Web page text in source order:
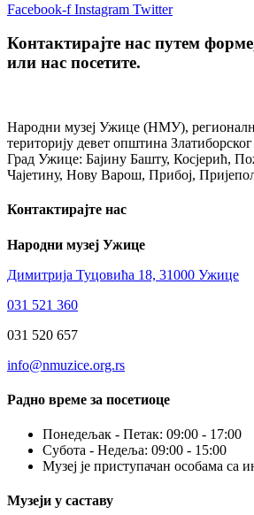
Facebook-f Instagram Twitter
Контактирајте нас путем
или нас посетите.
Народни музеј Ужице (НМУ),
територију девет општина
Град Ужице: Бајину Башту, Косјерић,
Чајетину, Нову Варош, Прибој,
Контактирајте нас
Народни музеј Ужице
Димитрија Туцовића 18, 31000 Ужице
031 521 360
031 520 657
info@nmuzice.org.rs
Радно време за посетиоце
Понедељак - Петак: 09:00 - 17:00
Субота - Недеља: 09:00 - 15:00
Музеј је приступачан особама са
Музеји у саставу